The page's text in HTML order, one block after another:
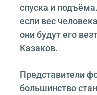
спуска и
если вес
они будут его
Казаков.
Представители
большинство